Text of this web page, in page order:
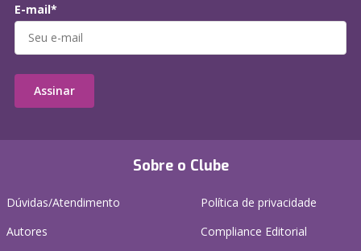
Sobre o Clube
Dúvidas/Atendimento
Autores
Política de privacidade
Compliance Editorial
E-mail*
Assinar